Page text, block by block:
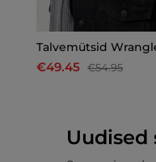
Talvemütsid
€49.45 €54.95
Uudised